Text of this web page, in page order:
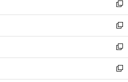
く
ド
ウ
で
開
く
ィ
ン
ド
ウ
で
開
く
い
ウ
ィ
ン
ド
ウ
で
開
新
し
い
ウ
ィ
ン
ド
ウ
新
し
い
ウ
ィ
ン
新
し
い
新